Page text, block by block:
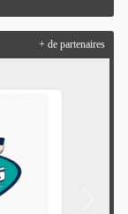
+ de partenaires